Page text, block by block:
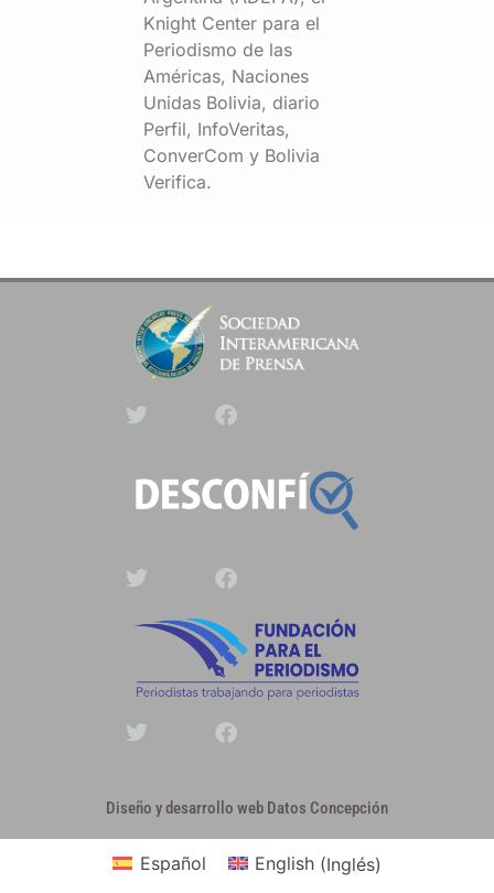
Knight Center para el
Periodismo de las
Américas, Naciones
Unidas Bolivia, diario
Perfil, InfoVeritas,
ConverCom y Bolivia
Verifica.
Diseño y desarrollo web Datos Concepción
Español English(Inglés)